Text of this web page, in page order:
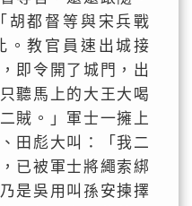
胡都督等與宋兵戰
。教官員速出城接
即令開了城門，出
聽馬上的大王大喝
賊。」軍士一擁上
田彪大叫：「我二
已被軍士將繩索綁
是吳用叫孫安揀擇